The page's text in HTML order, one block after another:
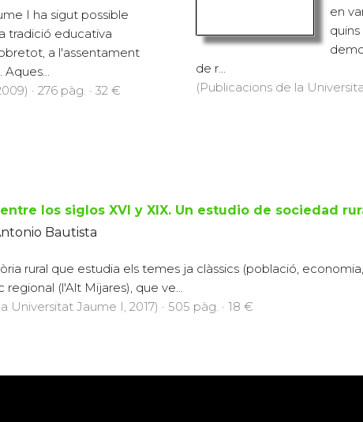
I ha sigut possible
tradició educativa
a l'assentament
· 276 pàg. · 32 €
en
de r...
(Publicacions de la
los siglos XVI y XIX. Un estudio de sociedad
Bautista
rural que estudia els temes ja clàssics (població,
(l'Alt Mijares), que ve...
Universitat Jaume I, 2017) · 505 pàg. · 18 €